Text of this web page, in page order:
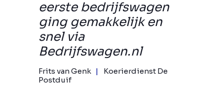
eerste bedrijfswagen
ging gemakkelijk en
snel via
Bedrijfswagen.nl
Frits van Genk
Koerierdienst De
Postduif